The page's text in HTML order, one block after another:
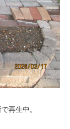
再生中。